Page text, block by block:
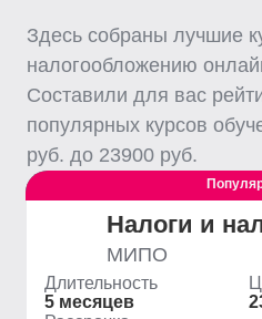
Здесь собраны лучшие
налогообложению
Составили для вас
популярных курсов
руб. до 23900 руб.
Налоги и
МИПО
Длительность
5 месяцев